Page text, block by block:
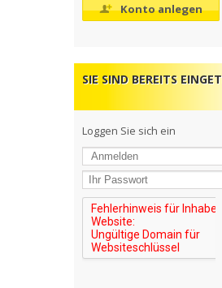
Konto anlegen
SIE SIND BEREITS
Loggen Sie sich ein